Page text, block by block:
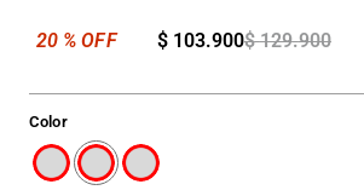
$ 129.900
$ 103.900
Color